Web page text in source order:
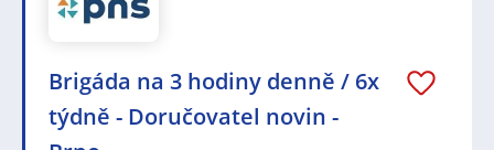
Brigáda na 3 hodiny denně / 6x
týdně - Doručovatel novin -